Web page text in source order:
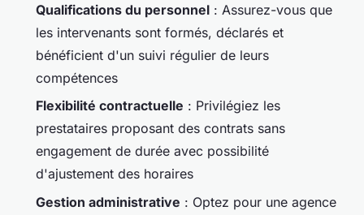
Qualifications du personnel : Assurez-vous que
les intervenants sont formés, déclarés et
bénéficient d'un suivi régulier de leurs
compétences
Flexibilité contractuelle : Privilégiez les
prestataires proposant des contrats sans
engagement de durée avec possibilité
d'ajustement des horaires
Gestion administrative : Optez pour une agence